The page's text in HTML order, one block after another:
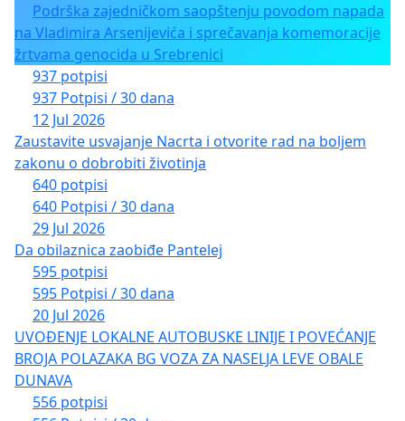
Podrška zajedničkom saopštenju povodom napada
na Vladimira Arsenijevića i sprečavanja komemoracije
žrtvama genocida u Srebrenici
937 potpisi
937 Potpisi / 30 dana
12 Jul 2026
Zaustavite usvajanje Nacrta i otvorite rad na boljem
zakonu o dobrobiti životinja
640 potpisi
640 Potpisi / 30 dana
29 Jul 2026
Da obilaznica zaobiđe Pantelej
595 potpisi
595 Potpisi / 30 dana
20 Jul 2026
UVOĐENJE LOKALNE AUTOBUSKE LINIJE I POVEĆANJE
BROJA POLAZAKA BG VOZA ZA NASELJA LEVE OBALE
DUNAVA
556 potpisi